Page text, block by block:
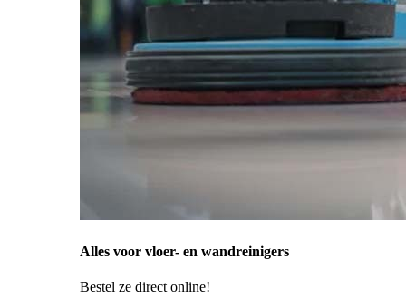
Alles voor vloer- en wandreinigers
Bestel ze direct online!